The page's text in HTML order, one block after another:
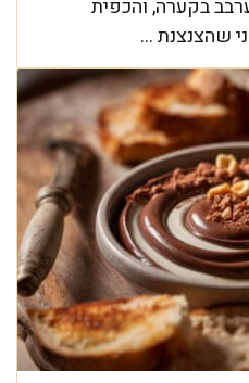
בקערה, והכפית
שהצנצנת ...